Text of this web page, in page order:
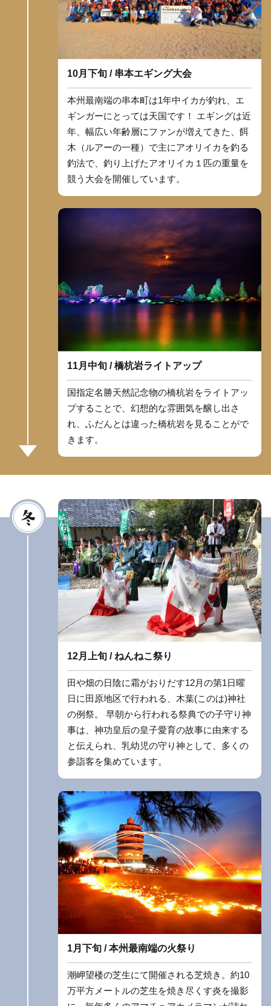
10月下旬 / 串本エギング大会
本州最南端の串本町は1年中イカが釣れ、エ
ギンガーにとっては天国です！ エギングは近
年、幅広い年齢層にファンが増えてきた、餌
木（ルアーの一種）で主にアオリイカを釣る
釣法で、釣り上げたアオリイカ１匹の重量を
競う大会を開催しています。
11月中旬 / 橋杭岩ライトアップ
国指定名勝天然記念物の橋杭岩をライトアッ
プすることで、幻想的な雰囲気を醸し出さ
れ、ふだんとは違った橋杭岩を見ることがで
きます。
12月上旬 / ねんねこ祭り
田や畑の日陰に霜がおりだす12月の第1日曜
日に田原地区で行われる、木葉(このは)神社
の例祭。 早朝から行われる祭典での子守り神
事は、神功皇后の皇子愛育の故事に由来する
と伝えられ、乳幼児の守り神として、多くの
参詣客を集めています。
1月下旬 / 本州最南端の火祭り
潮岬望楼の芝生にて開催される芝焼き。約10
万平方メートルの芝生を焼き尽くす炎を撮影